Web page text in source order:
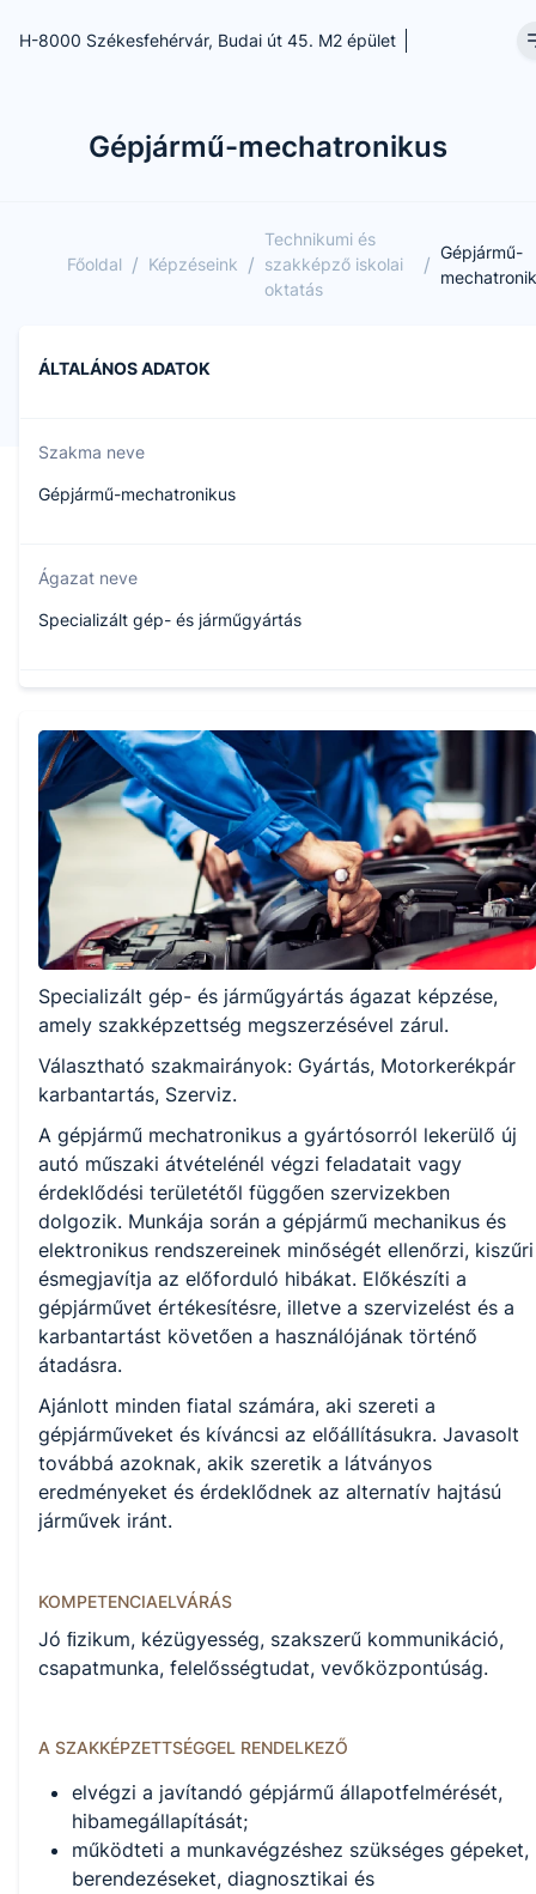
H-8000 Székesfehérvár, Budai út 45. M2 épület
Gépjármű-mechatronikus
Főoldal / Képzéseink /
Technikumi és
szakképző iskolai
oktatás
/
Gépjármű-
ÁLTALÁNOS ADATOK
Szakma neve
Gépjármű-mechatronikus
Ágazat neve
Specializált gép- és járműgyártás
407161905
Képzés időtartama
3 év
Választható szakmairányok:
Gyártás
Motorkerékpár karbantartás
KKK/PTT
KKK letöltése (pdf)
PTT letöltése (pdf)
Okleveles technikusképzés
Nem
A képzést indító intézményeink
Székesfehérvári SZC Váci Mihály Technikum, Szakképző
Iskola és Kollégium (igazgató: Némethné Erki Tímea))
Specializált gép- és járműgyártás ágazat képzése,
amely szakképzettség megszerzésével zárul.
Választható szakmairányok: Gyártás, Motorkerékpár
karbantartás, Szerviz.
A gépjármű mechatronikus a gyártósorról lekerülő új
autó műszaki átvételénél végzi feladatait vagy
érdeklődési területétől függően szervizekben
dolgozik. Munkája során a gépjármű mechanikus és
elektronikus rendszereinek minőségét ellenőrzi, kiszűri
ésmegjavítja az előforduló hibákat. Előkészíti a
gépjárművet értékesítésre, illetve a szervizelést és a
karbantartást követően a használójának történő
átadásra.
Ajánlott minden fiatal számára, aki szereti a
gépjárműveket és kíváncsi az előállításukra. Javasolt
továbbá azoknak, akik szeretik a látványos
eredményeket és érdeklődnek az alternatív hajtású
járművek iránt.
KOMPETENCIAELVÁRÁS
Jó ﬁzikum, kézügyesség, szakszerű kommunikáció,
csapatmunka, felelősségtudat, vevőközpontúság.
A SZAKKÉPZETTSÉGGEL RENDELKEZŐ
elvégzi a javítandó gépjármű állapotfelmérését,
hibamegállapítását;
működteti a munkavégzéshez szükséges gépeket,
berendezéseket, diagnosztikai és